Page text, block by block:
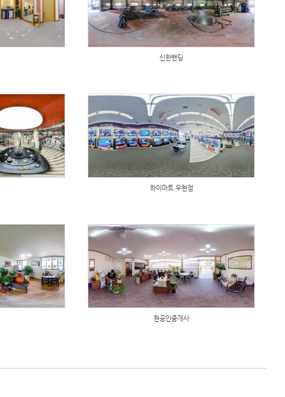
신한밴딩
하이마트 우현점
현공인중개사